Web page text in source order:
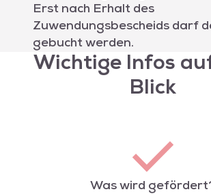
Erst nach Erhalt des
Zuwendungsbescheids darf
gebucht werden.
Wichtige Infos
Blick
Was wird